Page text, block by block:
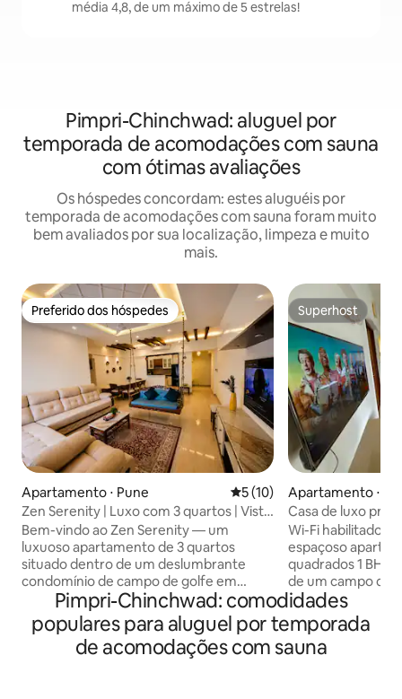
média 4,8, de um máximo de 5 estrelas!
Pimpri-Chinchwad: aluguel por
temporada de acomodações com sauna
com ótimas avaliações
Os hóspedes concordam: estes aluguéis por
temporada de acomodações com sauna foram muito
bem avaliados por sua localização, limpeza e muito
mais.
Preferido dos hóspedes
Preferido dos hóspedes
Apartamento ⋅ Pune 5 de uma avaliação média
5 (10)
Zen Serenity | Luxo com 3 quartos | Vista
para o golfe e piscina
Bem-vindo ao Zen Serenity — um
luxuoso apartamento de 3 quartos
situado dentro de um deslumbrante
condomínio de campo de golfe em
Pune. Acorde com vistas deslumbrantes
do campo de golfe, relaxe em uma
piscina de tirar o fôlego ao estilo resort e
descanse em uma casa onde um jhula de
Superhost
Superhost
Apartamento ⋅
hwad
Casa de luxo
20º andar
Wi-Fi habilitado -
espaçoso
quadrados 1 BHK
de um campo de
apartamento fica
Grand MCA
uma vista de
apartamento
Pimpri-Chinchwad: comodidades
populares para aluguel por temporada
de acomodações com sauna